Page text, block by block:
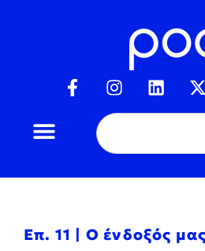
Επ. 11 | Ο ένδοξός μας